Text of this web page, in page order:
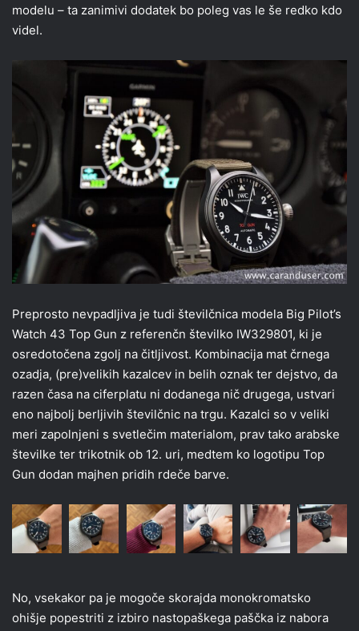
modelu – ta zanimivi dodatek bo poleg vas le še redko kdo
videl.
Preprosto nevpadljiva je tudi številčnica modela Big Pilot’s
Watch 43 Top Gun z referenčn številko IW329801, ki je
osredotočena zgolj na čitljivost. Kombinacija mat črnega
ozadja, (pre)velikih kazalcev in belih oznak ter dejstvo, da
razen časa na ciferplatu ni dodanega nič drugega, ustvari
eno najbolj berljivih številčnic na trgu. Kazalci so v veliki
meri zapolnjeni s svetlečim materialom, prav tako arabske
številke ter trikotnik ob 12. uri, medtem ko logotipu Top
Gun dodan majhen pridih rdeče barve.
No, vsekakor pa je mogoče skorajda monokromatsko
ohišje popestriti z izbiro nastopaškega paščka iz nabora